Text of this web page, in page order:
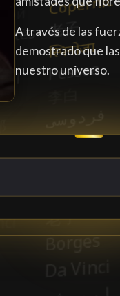
A través de las
demostrado que
nuestro universo.